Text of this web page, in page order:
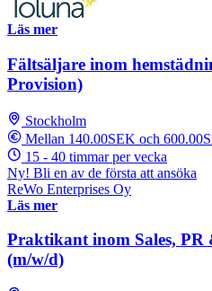
Läs mer
Fältsäljare inom
Provision)
Stockholm
Mellan 140.00SEK och
15 - 40 timmar per vecka
Ny! Bli en av de första att ansöka
ReWo Enterprises Oy
Läs mer
Praktikant inom Sales,
(m/w/d)